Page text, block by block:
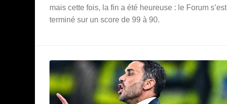
mais cette fois, la fin a été heureuse : le Forum s’est
terminé sur un score de 99 à 90.